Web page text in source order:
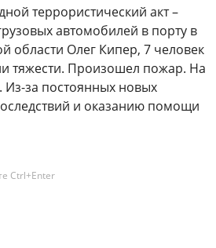
террористический акт –
автомобилей в порту в
области Олег Кипер, 7 человек
тяжести. Произошел пожар. На
Из-за постоянных новых
и оказанию помощи
Ctrl+Enter